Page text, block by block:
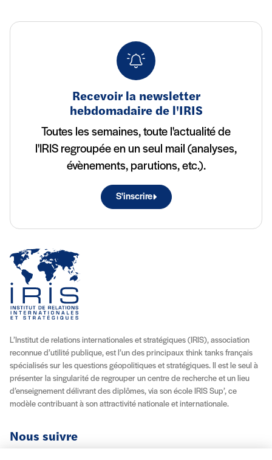
Recevoir la newsletter
hebdomadaire de l'IRIS
Toutes les semaines, toute l'actualité de
l'IRIS regroupée en un seul mail (analyses,
évènements, parutions, etc.).
S'inscrire
L’Institut de relations internationales et stratégiques (IRIS), association
reconnue d’utilité publique, est l’un des principaux think tanks français
spécialisés sur les questions géopolitiques et stratégiques. Il est le seul à
présenter la singularité de regrouper un centre de recherche et un lieu
d’enseignement délivrant des diplômes, via son école IRIS Sup’, ce
modèle contribuant à son attractivité nationale et internationale.
Nous suivre